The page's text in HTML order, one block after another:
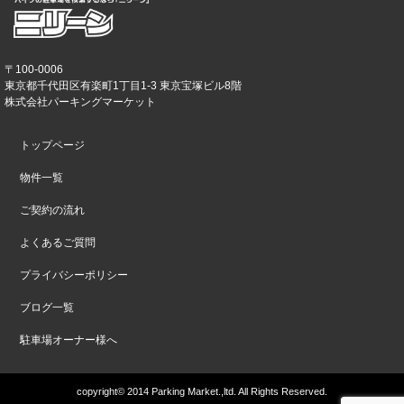
〒100-0006
東京都千代田区有楽町1丁目1-3 東京宝塚ビル8階
株式会社パーキングマーケット
トップページ
物件一覧
ご契約の流れ
よくあるご質問
プライバシーポリシー
ブログ一覧
駐車場オーナー様へ
copyright© 2014 Parking Market.,ltd. All Rights Reserved.